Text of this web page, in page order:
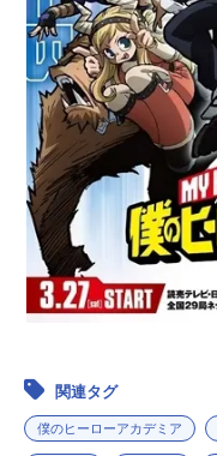
関連タグ
僕のヒーローアカデミア